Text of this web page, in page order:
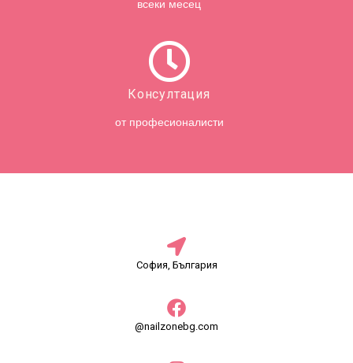
всеки месец
Консултация
от професионалисти
София, България
@nailzonebg.com